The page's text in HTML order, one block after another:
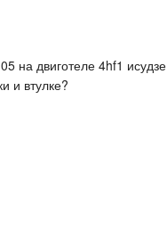
на двиготеле 4hf1 исудзе
и втулке?